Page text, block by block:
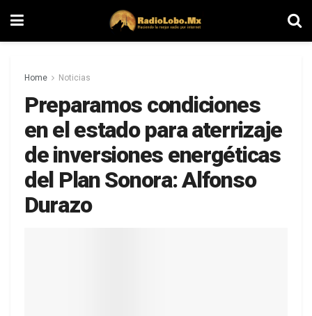
Home Noticias
Preparamos condiciones
en el estado para aterrizaje
de inversiones energéticas
del Plan Sonora: Alfonso
Durazo